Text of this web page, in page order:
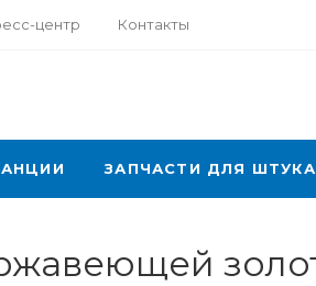
центр Контакты
ЗАПЧАСТИ ДЛЯ